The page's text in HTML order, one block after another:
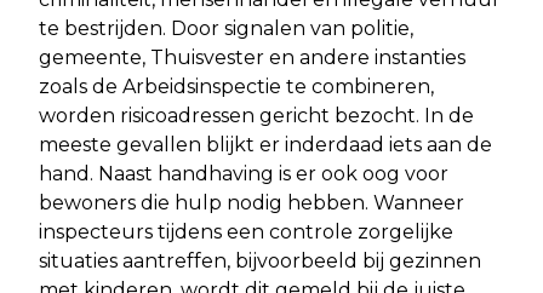
te bestrijden. Door signalen van politie,
gemeente, Thuisvester en andere instanties
zoals de Arbeidsinspectie te combineren,
worden risicoadressen gericht bezocht. In de
meeste gevallen blijkt er inderdaad iets aan de
hand. Naast handhaving is er ook oog voor
bewoners die hulp nodig hebben. Wanneer
inspecteurs tijdens een controle zorgelijke
situaties aantreffen, bijvoorbeeld bij gezinnen